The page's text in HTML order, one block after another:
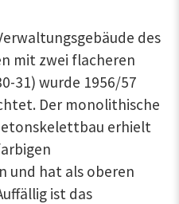
des
mit zwei flacheren
31) wurde 1956/57
Der monolithische
erhielt
und hat als oberen
ist das